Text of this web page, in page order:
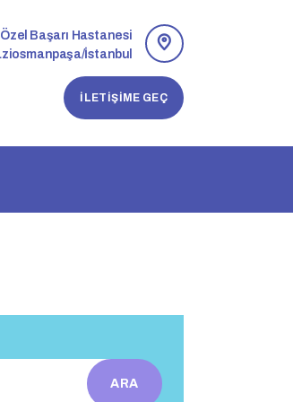
Özel Başarı Hastanesi
İstanbul
İLETIŞIME GEÇ